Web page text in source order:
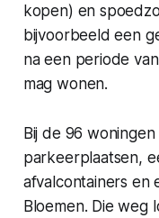
kopen) en
bijvoorbeeld een
na een periode
mag wonen.
Bij de 96
parkeerplaatsen,
afvalcontainers en
Bloemen. Die weg